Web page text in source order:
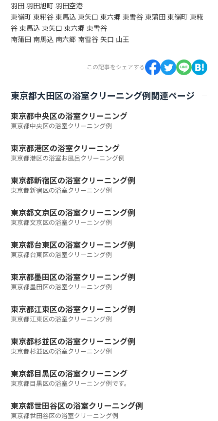
羽田 羽田旭町 羽田空港
東嶺町 東糀谷 東馬込 東矢口 東六郷 東雪谷 東蒲田 東嶺町 東糀
谷 東馬込 東矢口 東六郷 東雪谷
南蒲田 南馬込 南六郷 南雪谷 矢口 山王
この記事をシェアする
東京都大田区の浴室クリーニング例関連ページ
東京都中央区の浴室クリーニング
東京都中央区の浴室クリーニング例
東京都港区の浴室クリーニング
東京都港区の浴室お風呂クリーニング例
東京都新宿区の浴室クリーニング例
東京都新宿区の浴室クリーニング例
東京都文京区の浴室クリーニング例
東京都文京区の浴室クリーニング例
東京都台東区の浴室クリーニング例
東京都台東区の浴室クリーニング例
東京都墨田区の浴室クリーニング例
東京都墨田区の浴室クリーニング例
東京都江東区の浴室クリーニング例
東京都江東区の浴室クリーニング例
東京都杉並区の浴室クリーニング例
東京都杉並区の浴室クリーニング例
東京都目黒区の浴室クリーニング
東京都目黒区の浴室クリーニング例です。
東京都世田谷区の浴室クリーニング例
東京都世田谷区の浴室クリーニング例